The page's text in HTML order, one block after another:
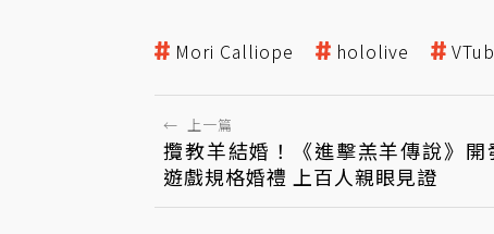
Mori Calliope hololive
← 上一篇
攬教羊結婚！《進擊羔羊傳說》開
遊戲規格婚禮 上百人親眼見證